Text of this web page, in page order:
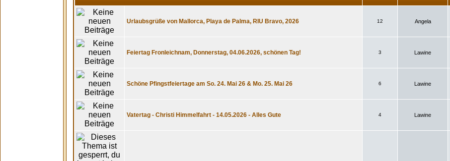
Urlaubsgrüße von Mallorca, Playa de Palma, RIU Bravo, 2026 12 Angela
Feiertag Fronleichnam, Donnerstag, 04.06.2026, schönen Tag! 3 Lawine
Schöne Pfingstfeiertage am So. 24. Mai 26 & Mo. 25. Mai 26 6 Lawine
Vatertag - Christi Himmelfahrt - 14.05.2026 - Alles Gute 4 Lawine